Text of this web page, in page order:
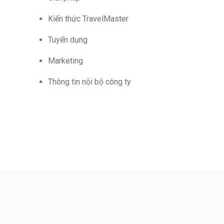
Kiến thức TravelMaster
Tuyển dụng
Marketing
Thông tin nội bộ công ty